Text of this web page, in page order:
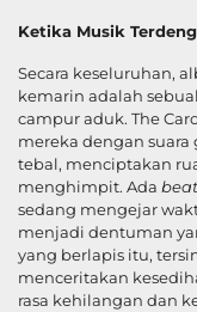
Ketika Musik
Secara keseluruhan,
kemarin adalah
campur aduk. The
mereka dengan suara
tebal, menciptakan
menghimpit. Ada beat
sedang mengejar
menjadi dentuman
yang berlapis itu,
menceritakan
rasa kehilangan dan